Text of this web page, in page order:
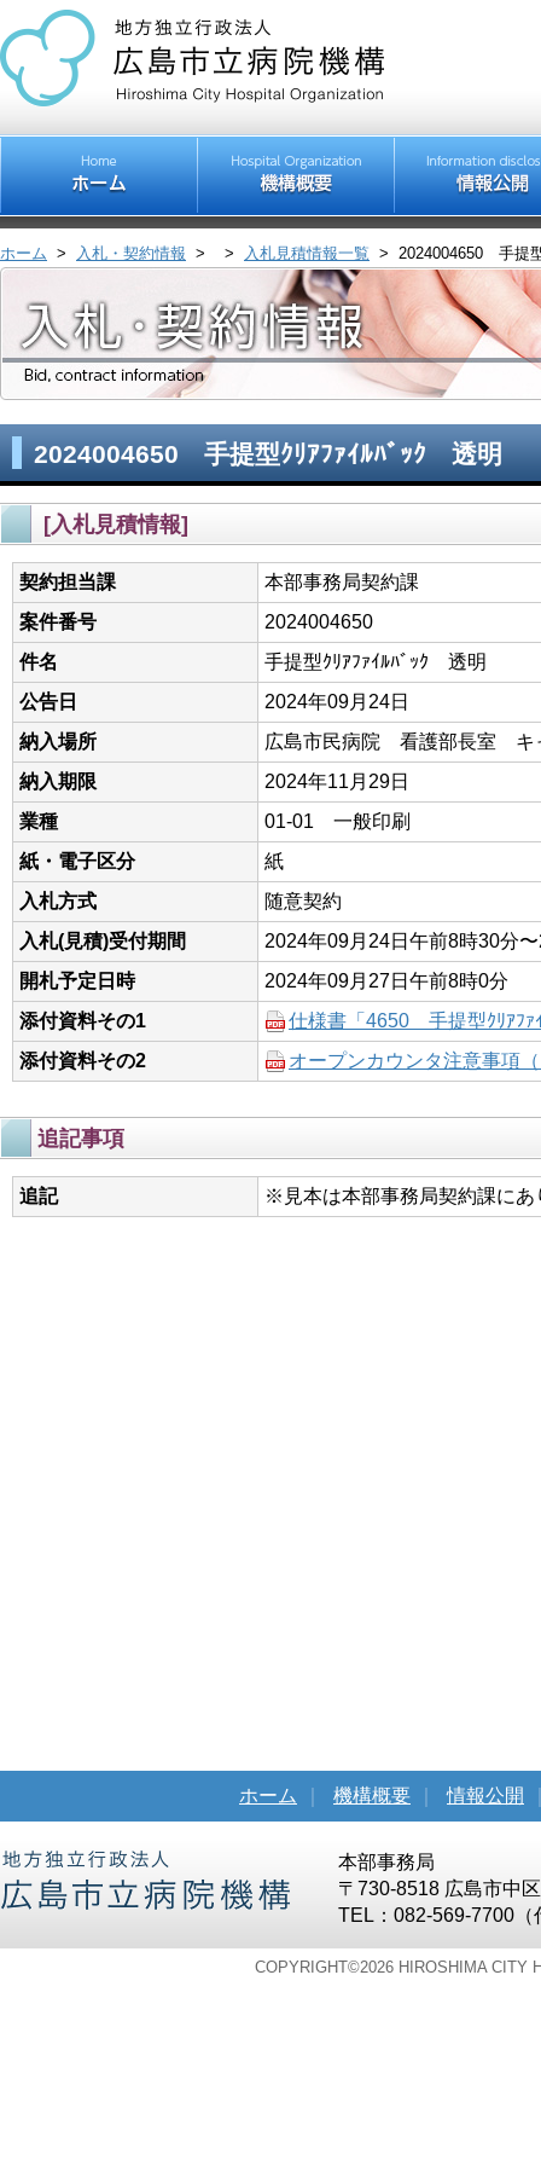
ホーム > 入札・契約情報 > > 入札見積情報一覧 > 2024004650 手提
2024004650 手提型ｸﾘｱﾌｧｲﾙﾊﾞｯｸ 透明
[入札見積情報]
契約担当課
本部事務局契約課
案件番号
2024004650
件名
手提型ｸﾘｱﾌｧｲﾙﾊﾞｯｸ 透明
公告日
2024年09月24日
納入場所
広島市民病院 看護部長室 キ
納入期限
2024年11月29日
業種
01-01 一般印刷
紙・電子区分
紙
入札方式
随意契約
入札(見積)受付期間
2024年09月24日午前8時30分
開札予定日時
2024年09月27日午前8時0分
添付資料その1
仕様書「4650 手提型ｸﾘｱﾌｧ
添付資料その2
オープンカウンタ注意事項
追記事項
追記 ※見本は本部事務局契約課にあ
ホーム 機構概要 情報公開
本部事務局
〒730-8518 広島市中
TEL：082-569-7700
COPYRIGHT©2026 HIROSHIMA CITY